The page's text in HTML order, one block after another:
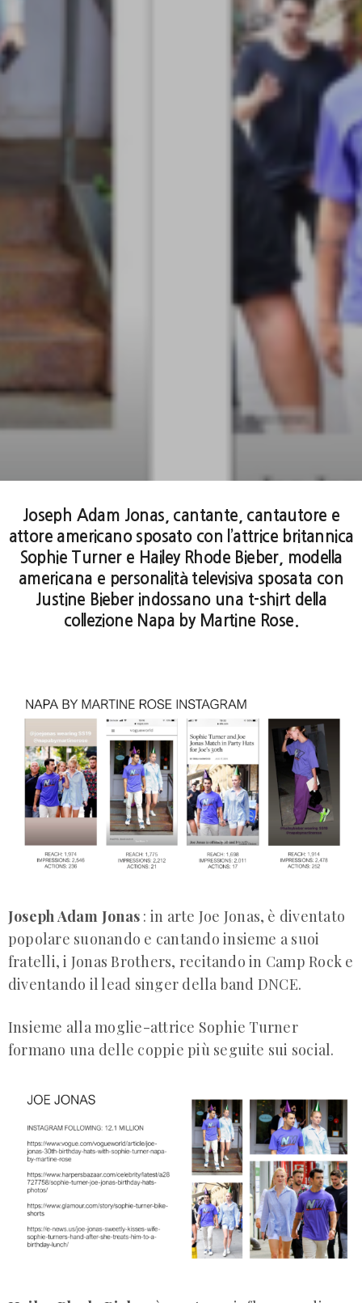
Joseph Adam Jonas, cantante, cantautore e
attore americano sposato con l’attrice britannica
Sophie Turner e Hailey Rhode Bieber, modella
americana e personalità televisiva sposata con
Justine Bieber indossano una t-shirt della
collezione Napa by Martine Rose.
Joseph Adam Jonas : in arte Joe Jonas, è diventato
popolare suonando e cantando insieme a suoi
fratelli, i Jonas Brothers, recitando in Camp Rock e
diventando il lead singer della band DNCE.
Insieme alla moglie-attrice Sophie Turner
formano una delle coppie più seguite sui social.